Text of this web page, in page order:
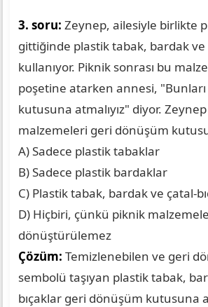
3. soru: Zeynep, ailesiyle birlikte
gittiğinde plastik tabak, bardak ve
kullanıyor. Piknik sonrası bu
poşetine atarken annesi,
kutusuna atmalıyız" diyor.
malzemeleri geri dönüşüm
A) Sadece plastik tabaklar
B) Sadece plastik bardaklar
C) Plastik tabak, bardak ve çatal-
D) Hiçbiri, çünkü piknik
dönüştürülemez
Çözüm: Temizlenebilen ve geri
sembolü taşıyan plastik tabak,
bıçaklar geri dönüşüm kutusuna